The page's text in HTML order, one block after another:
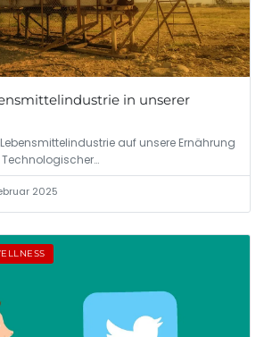
in unserer
Lebensmittelindustrie auf unsere Ernährung
Technologischer…
2025